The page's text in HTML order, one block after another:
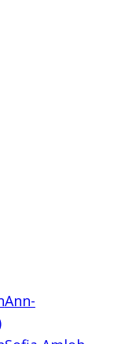
Ann-